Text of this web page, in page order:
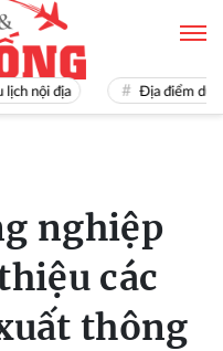
nội địa Địa điểm du lịch
nghiệp
các
thông